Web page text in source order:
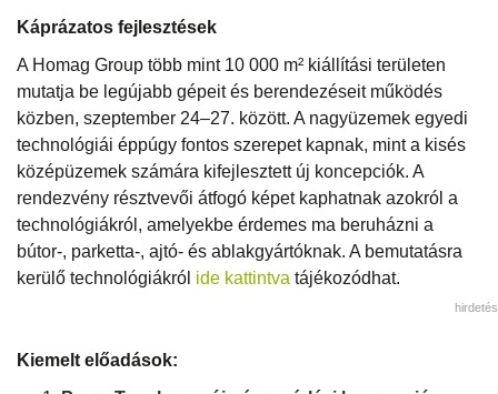
Káprázatos fejlesztések
A Homag Group több mint 10 000 m² kiállítási területen
mutatja be legújabb gépeit és berendezéseit működés
közben, szeptember 24–27. között. A nagyüzemek egyedi
technológiái éppúgy fontos szerepet kapnak, mint a kisés
középüzemek számára kifejlesztett új koncepciók. A
rendezvény résztvevői átfogó képet kaphatnak azokról a
technológiákról, amelyekbe érdemes ma beruházni a
bútor-, parketta-, ajtó- és ablakgyártóknak. A bemutatásra
kerülő technológiákról ide kattintva tájékozódhat.
hirdetés
Kiemelt előadások: